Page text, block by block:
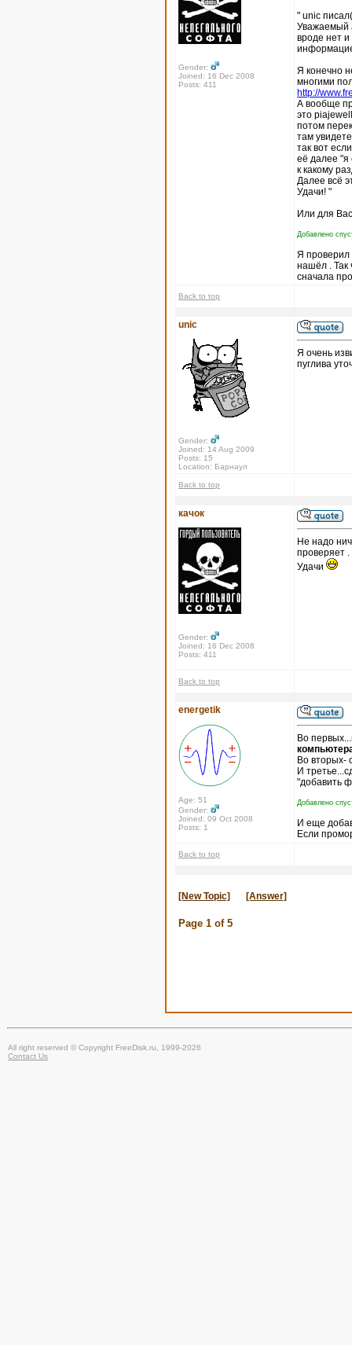
Gender:
Joined: 16 Dec 2008
Posts: 411
" unic
Уважаемый
вроде нет
Я конечно
многими
http://
А вообще
это
потом
там
так вот
её далее "я
к какому
Далее всё
Удачи! "
Или для
Добавлено
Я проверил
нашёл . Так
сначала
Back to top
unic
Gender:
Joined: 14 Aug 2009
Posts: 15
Location: Барнаул
Я очень
пуглива
Back to top
качок
Gender:
Joined: 16 Dec 2008
Posts: 411
Не надо
проверяет .
Удачи
Back to top
energetik
Age: 51
Gender:
Joined: 09 Oct 2008
Posts: 1
Во
Во вторых-
И
"добавить
Добавлено
И еще
Если
Back to top
[New Topic] [Answer]
Page 1 of 5
All right reserved © Copyright FreeDisk.ru, 1999-2026
Contact Us